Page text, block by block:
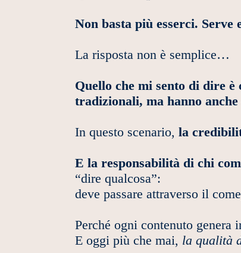
Non basta più esserci. Serve
La risposta non è semplice…
Quello che mi sento di dire
tradizionali, ma hanno
In questo scenario, la
E la responsabilità di chi
“dire qualcosa”:
deve passare attraverso il
Perché ogni contenuto genera
E oggi più che mai, la qualità